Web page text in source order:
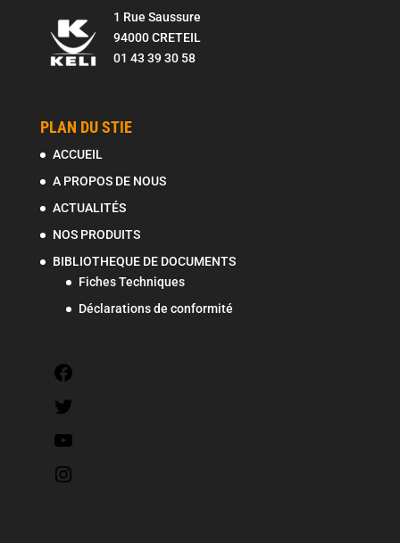
1 Rue Saussure
94000 CRETEIL
01 43 39 30 58
PLAN DU STIE
ACCUEIL
A PROPOS DE NOUS
ACTUALITÉS
NOS PRODUITS
BIBLIOTHEQUE DE DOCUMENTS
Fiches Techniques
Déclarations de conformité